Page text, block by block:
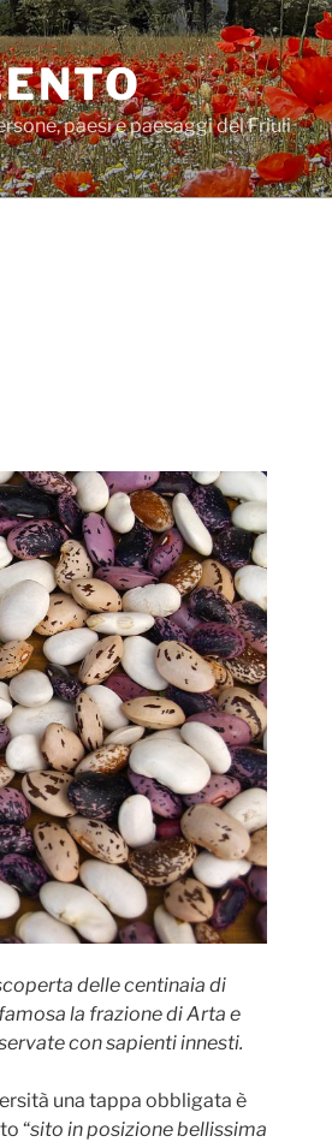
paesi e paesaggi del Friuli
delle centinaia di
la frazione di Arta e
con sapienti innesti.
una tappa obbligata è
“sito in posizione bellissima